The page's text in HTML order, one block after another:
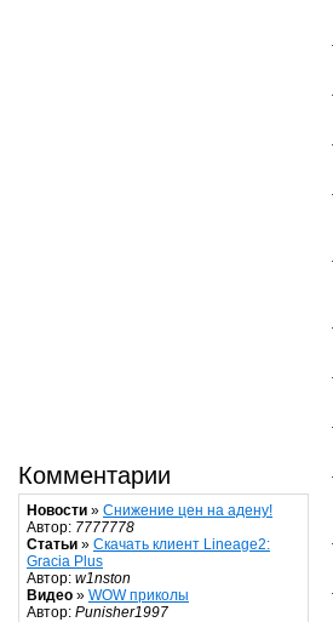
Комментарии
Новости » Снижение цен на адену!
Автор: 7777778
Статьи » Скачать клиент Lineage2:
Gracia Plus
Автор: w1nston
Видео » WOW приколы
Автор: Punisher1997